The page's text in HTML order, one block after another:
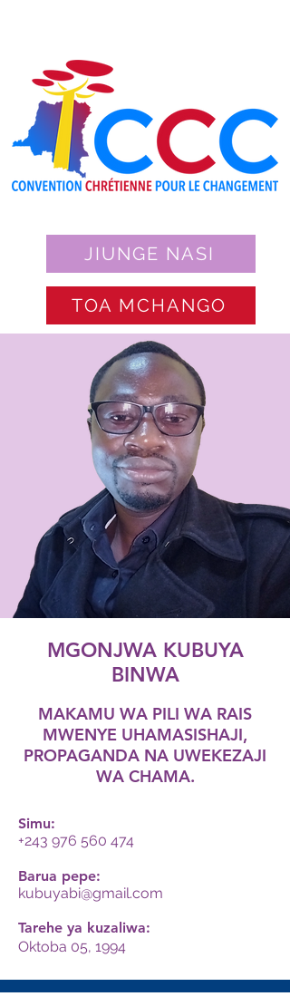
JIUNGE NASI
TOA MCHANGO
MGONJWA KUBUYA
BINWA
MAKAMU WA PILI WA RAIS
MWENYE UHAMASISHAJI,
PROPAGANDA NA UWEKEZAJI
WA CHAMA.
Simu:
+243 976 560 474
Barua pepe:
kubuyabi@gmail.com
Tarehe ya kuzaliwa:
Oktoba 05, 1994